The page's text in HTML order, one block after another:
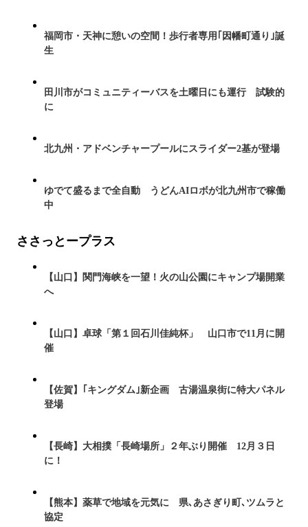
福岡市・天神に憩いの空間！歩行者専用｢因幡町通り｣誕
生
田川市がコミュニティーバスを土曜日にも運行 試験的
に
北九州・アドベンチャープールにスライダー2基が登場
ゆでて盛るまで全自動 うどんAIロボが北九州市で稼働
中
ささっとープラス
【山口】関門海峡を一望！火の山公園にキャンプ場開業
へ
【山口】卓球「第１回石川佳純杯」 山口市で11月に開
催
【佐賀】｢キングダム｣新企画 古湯温泉街に特大パネル
登場
【長崎】大相撲「長崎場所」２年ぶり開催 12月３日
に！
【熊本】薬草で地域を元気に 県､あさぎり町､ツムラと
協定